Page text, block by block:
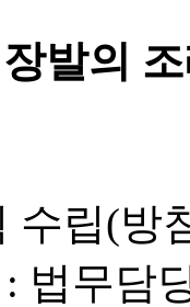
발의
수립(방
법무담